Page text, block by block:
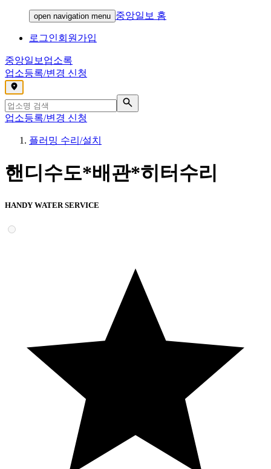
open navigation menu 중앙일보 홈
로그인회원가입
중앙일보 업소록
업소등록/변경 신청
,
업소등록/변경 신청
플러밍 수리/설치
핸디수도*배관*히터수리
HANDY WATER SERVICE